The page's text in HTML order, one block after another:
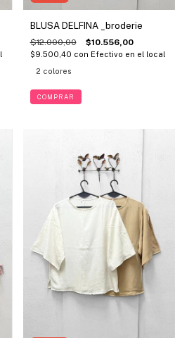
BLUSA DELFINA _broderie
$12.000,00 $10.556,00
$9.500,40 con Efectivo en el local
2 colores
COMPRAR